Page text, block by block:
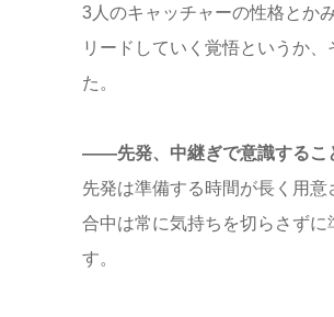
3人のキャッチャーの性格とか
リードしていく覚悟というか
た。
――先発、中継ぎで意識するこ
先発は準備する時間が長く用
合中は常に気持ちを切らさず
す。